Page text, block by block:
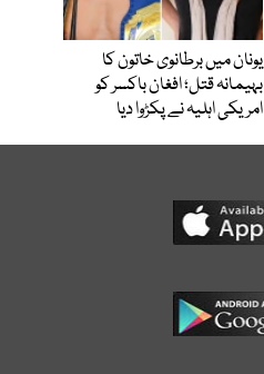
یونان میں برطانوی خاتون کا
بہیمانہ قتل؛ افغان باکسر کو
امریکی اہلیہ نے پکڑوا دیا